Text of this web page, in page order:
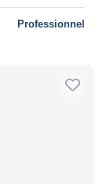
Professionnel